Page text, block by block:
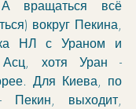
А вращаться всё
вокруг Пекина,
НЛ с Ураном и
хотя Уран -
Для Киева, по
выходит,